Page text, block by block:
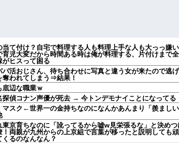
当て付け？自宅で料理する人も料理上手な人も大っっ嫌
育児大変だから時間ある時は俺が料理する、片付けまで
がヒスって困る
パ活おじさん、待ち合わせに写真と違う女が来たので逃
奪われてしまう⇒結果！
底辺な職業ｗ
探偵コナン声優が死去 → 今トンデモナイことになってる
マスク←世界一の金持ちなのになんかあんまり「羨まし
東京育ちなのに「訛ってるから嘘w見栄張るな」と決め
！両親が九州からの上京組で言葉が移ったと説明しても
るのなんなん？